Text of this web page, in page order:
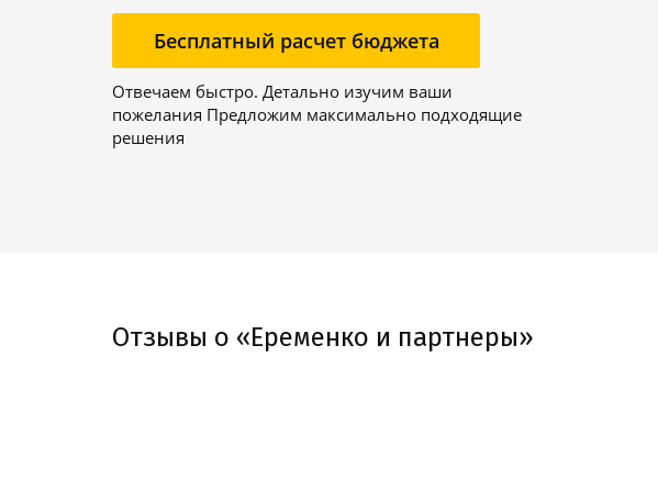
Бесплатный расчет бюджета
Отвечаем быстро. Детально изучим ваши
пожелания Предложим максимально подходящие
решения
Отзывы о «Еременко и партнеры»